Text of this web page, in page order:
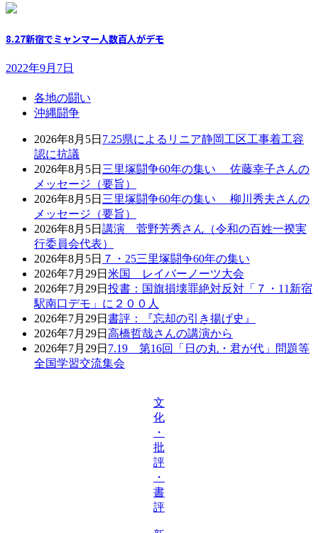
8.27新宿でミャンマー人数百人がデモ
2022年9月7日
各地の闘い
沖縄闘争
2026年8月5日 7.25県によるリニア静岡工区工事着工容
認に抗議
2026年8月5日 三里塚闘争60年の集い 佐藤幸子さんの
メッセージ（要旨）
2026年8月5日 三里塚闘争60年の集い 柳川秀夫さんの
メッセージ（要旨）
2026年8月5日 講演 菅野芳秀さん（令和の百姓一揆実
行委員会代表）
2026年8月5日 ７・25三里塚闘争60年の集い
2026年7月29日 米国 レイバーノーツ大会
2026年7月29日 投書：国旗損壊罪絶対反対「７・11新宿
駅南口デモ」に２００人
2026年7月29日 書評：『忘却の引き揚げ史』
2026年7月29日 高橋哲哉さんの講演から
2026年7月29日 7.19 第16回「日の丸・君が代」問題等
全国学習交流集会
文
化
・
批
評
・
書
評